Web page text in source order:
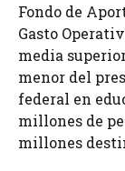
Fondo de
Gasto
media
menor del
federal en
millones de
millones